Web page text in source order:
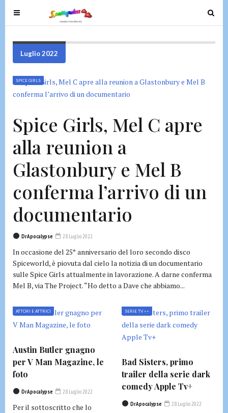
T
o
l
n
a
i
g
a
i
n
T
o
Luglio 2022
SPICE GIRLS
Spice Girls, Mel C apre
alla reunion a
Glastonbury e Mel B
conferma l’arrivo di un
documentario
DrApocalypse 28 Luglio 2022
In occasione del 25° anniversario del loro secondo disco
Spiceworld, è piovuta dal cielo la notizia di un documentario
sulle Spice Girls attualmente in lavorazione. A darne conferma
Mel B, via The Project. “Ho detto a Dave che abbiamo...
ATTORI E ATTRICI
Austin Butler gnagno
per V Man Magazine, le
foto
DrApocalypse 28 Luglio 2022
Per il sottoscritto che lo
SERIE TV >>
Bad Sisters, primo
trailer della serie dark
comedy Apple Tv+
DrApocalypse 28 Luglio 2022